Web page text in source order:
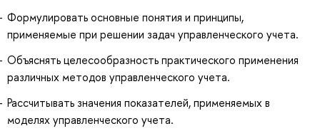
Формулировать основные понятия и принципы,
применяемые при решении задач управленческого учета.
Объяснять целесообразность практического применения
различных методов управленческого учета.
Рассчитывать значения показателей, применяемых в
моделях управленческого учета.